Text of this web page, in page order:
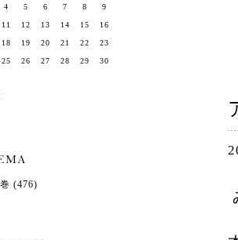
4 5 6 7 8 9
11 12 13 14 15 16
18 19 20 21 22 23
25 26 27 28 29 30
(476)